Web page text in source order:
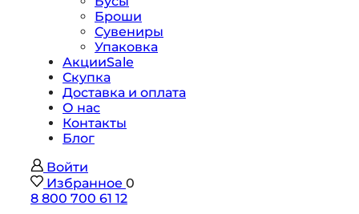
Броши
Сувениры
Упаковка
АкцииSale
Скупка
Доставка и оплата
О нас
Контакты
Блог
Войти
Избранное 0
8 800 700 61 12